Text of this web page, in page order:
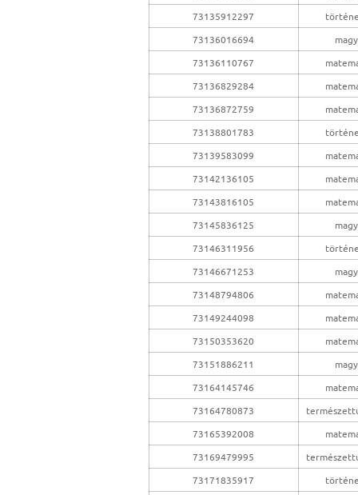
73135912297
73136016694
73136110767
73136829284
73136872759
73138801783
73139583099
73142136105
73143816105
73145836125
73146311956
73146671253
73148794806
73149244098
73150353620
73151886211
73164145746
73164780873
73165392008
73169479995
73171835917